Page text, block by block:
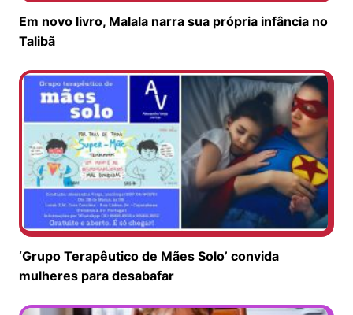
Em novo livro, Malala narra sua própria infância no
Talibã
‘Grupo Terapêutico de Mães Solo’ convida
mulheres para desabafar